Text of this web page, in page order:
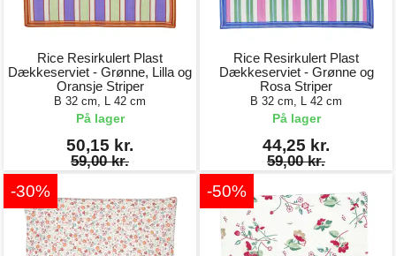
Rice Resirkulert Plast
Dækkeserviet - Grønne, Lilla og
Oransje Striper
B 32 cm, L 42 cm
På lager
50,15 kr.
59,00 kr.
Rice Resirkulert Plast
Dækkeserviet - Grønne og
Rosa Striper
B 32 cm, L 42 cm
På lager
44,25 kr.
59,00 kr.
-30% -50%